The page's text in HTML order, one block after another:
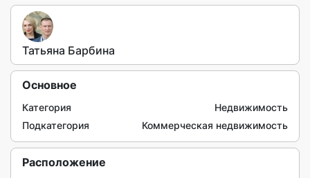
Татьяна Барбина
Основное
Категория
Недвижимость
Подкатегория
Коммерческая недвижимость
Расположение